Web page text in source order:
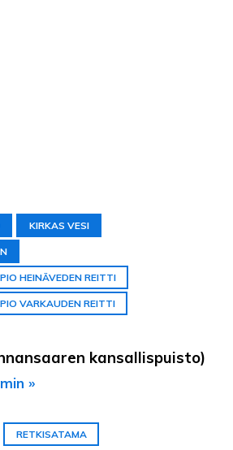
KIRKAS VESI
HEINÄVEDEN REITTI
VARKAUDEN REITTI
kansallispuisto)
»
RETKISATAMA